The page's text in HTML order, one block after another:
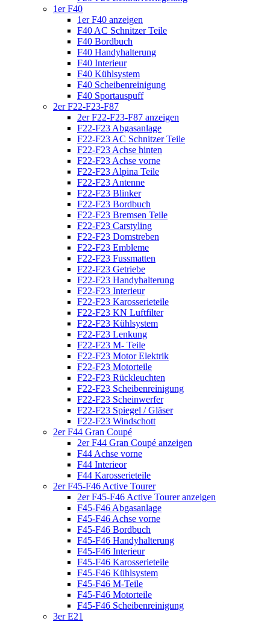
1er F40
1er F40 anzeigen
F40 AC Schnitzer Teile
F40 Bordbuch
F40 Handyhalterung
F40 Interieur
F40 Kühlsystem
F40 Scheibenreinigung
F40 Sportauspuff
2er F22-F23-F87
2er F22-F23-F87 anzeigen
F22-F23 Abgasanlage
F22-F23 AC Schnitzer Teile
F22-F23 Achse hinten
F22-F23 Achse vorne
F22-F23 Alpina Teile
F22-F23 Antenne
F22-F23 Blinker
F22-F23 Bordbuch
F22-F23 Bremsen Teile
F22-F23 Carstyling
F22-F23 Domstreben
F22-F23 Embleme
F22-F23 Fussmatten
F22-F23 Getriebe
F22-F23 Handyhalterung
F22-F23 Interieur
F22-F23 Karosserieteile
F22-F23 KN Luftfilter
F22-F23 Kühlsystem
F22-F23 Lenkung
F22-F23 M- Teile
F22-F23 Motor Elektrik
F22-F23 Motorteile
F22-F23 Rückleuchten
F22-F23 Scheibenreinigung
F22-F23 Scheinwerfer
F22-F23 Spiegel / Gläser
F22-F23 Windschott
2er F44 Gran Coupé
2er F44 Gran Coupé anzeigen
F44 Achse vorne
F44 Interieor
F44 Karosserieteile
2er F45-F46 Active Tourer
2er F45-F46 Active Tourer anzeigen
F45-F46 Abgasanlage
F45-F46 Achse vorne
F45-F46 Bordbuch
F45-F46 Handyhalterung
F45-F46 Interieur
F45-F46 Karosserieteile
F45-F46 Kühlsystem
F45-F46 M-Teile
F45-F46 Motorteile
F45-F46 Scheibenreinigung
3er E21